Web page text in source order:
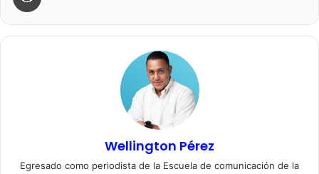
Wellington Pérez
Egresado como periodista de la Escuela de comunicación de la